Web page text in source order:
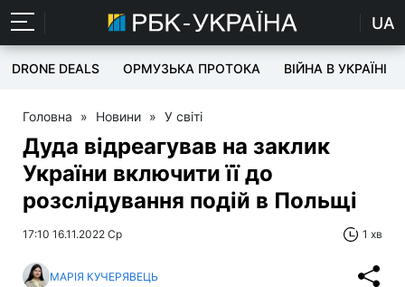
UA
DRONE DEALS ОРМУЗЬКА ПРОТОКА ВІЙНА В УКРАЇНІ
Головна » Новини » У світі
Дуда відреагував на заклик
України включити її до
розслідування подій в Польщі
17:10 16.11.2022 Ср 1 хв
МАРІЯ КУЧЕРЯВЕЦЬ